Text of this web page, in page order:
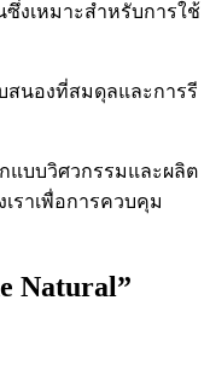
ซึ่งเหมาะสำหรับการใช้
สนองที่สมดุลและการรี
กแบบวิศวกรรมและผลิต
ราเพื่อการควบคุม
Natural”